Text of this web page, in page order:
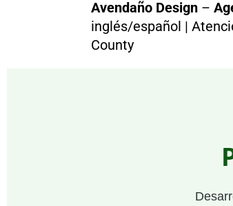
Avendaño Design –
inglés/español |
County